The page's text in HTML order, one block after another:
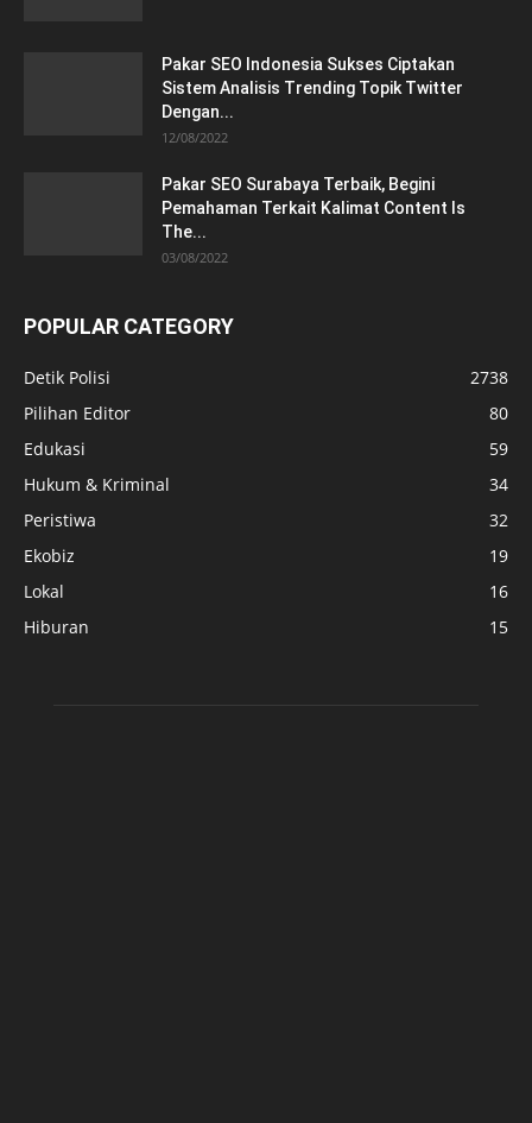
Pakar SEO Indonesia Sukses Ciptakan
Sistem Analisis Trending Topik Twitter
Dengan...
12/08/2022
Pakar SEO Surabaya Terbaik, Begini
Pemahaman Terkait Kalimat Content Is
The...
03/08/2022
POPULAR CATEGORY
Detik Polisi
2738
Pilihan Editor
80
Edukasi
59
Hukum & Kriminal
34
Peristiwa
32
Ekobiz
19
Lokal
16
Hiburan
15